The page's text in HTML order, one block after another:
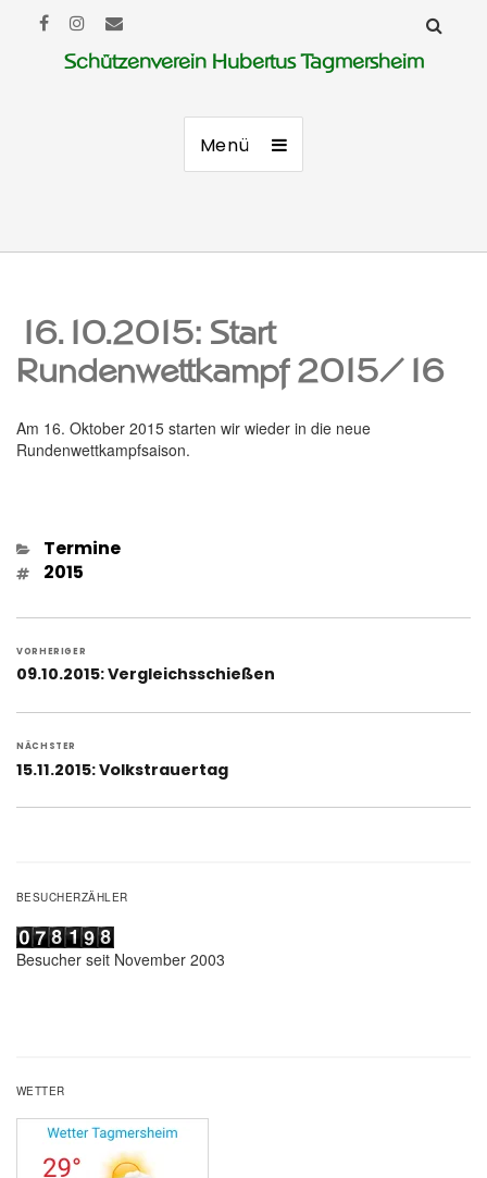
Schützenverein Hubertus Tagmersheim
Menü
16.10.2015: Start
Rundenwettkampf 2015/16
Am 16. Oktober 2015 starten wir wieder in die neue
Rundenwettkampfsaison.
Kategorien
Termine
Schlagwörter
2015
Beitragsnavigation
VORHERIGER
Vorheriger
09.10.2015: Vergleichsschießen
NÄCHSTER
Nächster
15.11.2015: Volkstrauertag
BESUCHERZÄHLER
Besucher seit November 2003
WETTER